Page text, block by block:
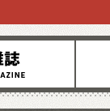
お知ら